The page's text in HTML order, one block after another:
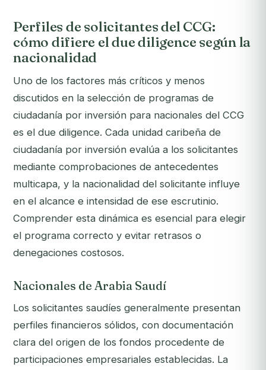
Perfiles de solicitantes del CCG:
cómo difiere el due diligence según la
nacionalidad
Uno de los factores más críticos y menos
discutidos en la selección de programas de
ciudadanía por inversión para nacionales del CCG
es el due diligence. Cada unidad caribeña de
ciudadanía por inversión evalúa a los solicitantes
mediante comprobaciones de antecedentes
multicapa, y la nacionalidad del solicitante influye
en el alcance e intensidad de ese escrutinio.
Comprender esta dinámica es esencial para elegir
el programa correcto y evitar retrasos o
denegaciones costosos.
Nacionales de Arabia Saudí
Los solicitantes saudíes generalmente presentan
perfiles financieros sólidos, con documentación
clara del origen de los fondos procedente de
participaciones empresariales establecidas. La